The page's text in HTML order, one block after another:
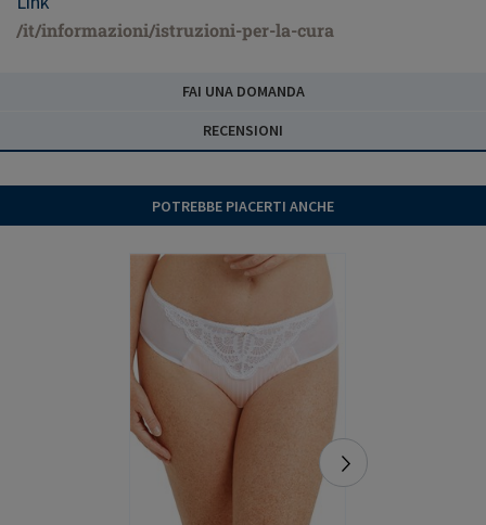
/it/informazioni/istruzioni-per-la-cura
FAI UNA DOMANDA
RECENSIONI
POTREBBE PIACERTI ANCHE